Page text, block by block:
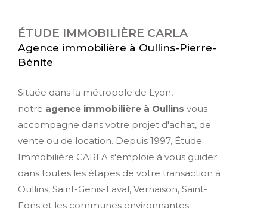
ÉTUDE IMMOBILIÈRE CARLA
Agence immobilière à Oullins-Pierre-
Bénite
Située dans la métropole de Lyon,
notre agence immobilière à Oullins vous
accompagne dans votre projet d'achat, de
vente ou de location. Depuis 1997, Étude
Immobilière CARLA s'emploie à vous guider
dans toutes les étapes de votre transaction à
Oullins, Saint-Genis-Laval, Vernaison, Saint-
Fons et les communes environnantes.